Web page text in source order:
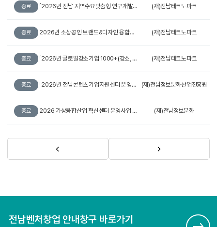
종료 「2026년 전남 지역수요맞춤형 연구개발사업(벤처 ․ 스타트업 실증 지원사업」 수행기관 모집 2차 공고 (재)전남테크노파크
종료 2026년 소상공인 브랜드&디자인 융합개발 지원기업 추가 모집 공고 (재)전남테크노파크
종료 「2026년 글로벌강소기업 1000+(강소, 강소+) 프로젝트」자율프로그램 2차 모집 공고 (재)전남테크노파크
종료 「2026년 전남콘텐츠기업지원센터 운영사업(추경)」 JCEP 체험형 콘텐츠 제작 지원사업 모집 공고 (재)전남정보문화산업진흥원
종료 2026 가상융합산업 혁신센터 운영사업 생성형 AI SW 활용 지원사업 공고 (재)전남정보문화
전남벤처창업 안내창구 바로가기